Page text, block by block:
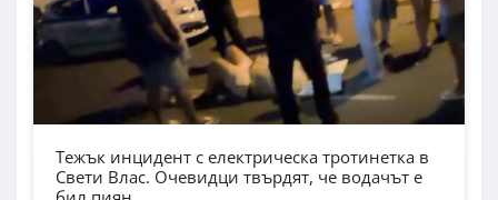
Тежък инцидент с електрическа тротинетка в
Свети Влас. Очевидци твърдят, че водачът е